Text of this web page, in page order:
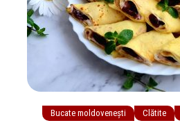
Bucate moldovenești Clătite